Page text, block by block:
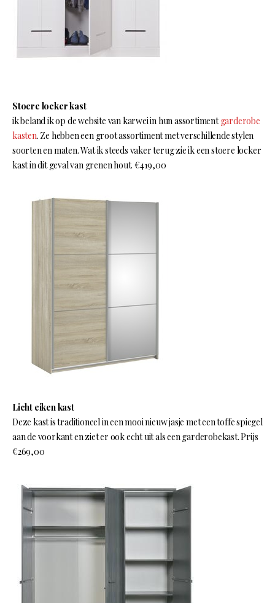
Stoere locker kast
ik beland ik op de website van karwei in hun assortimentgarderobe
kasten. Ze hebben een groot assortiment met verschillende stylen
soorten en maten. Wat ik steeds vaker terug zie ik een stoere locker
kast in dit geval van grenen hout. €419,00
Licht eiken kast
Deze kast is traditioneel in een mooi nieuw jasje met een toffe spiegel
aan de voorkant en ziet er ook echt uit als een garderobekast. Prijs
€269,00